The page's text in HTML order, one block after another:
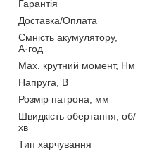
Гарантія
Доставка/Оплата
Ємність акумулятору,
А·год
Мах. крутний момент, Нм
Напруга, В
Розмір патрона, мм
Швидкість обертання, об/
хв
Тип харчування